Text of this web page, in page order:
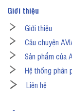
Giới thiệu
Giới thiệu
Câu chuyện
Sản phẩm của
Hệ thống phân
Liên hệ